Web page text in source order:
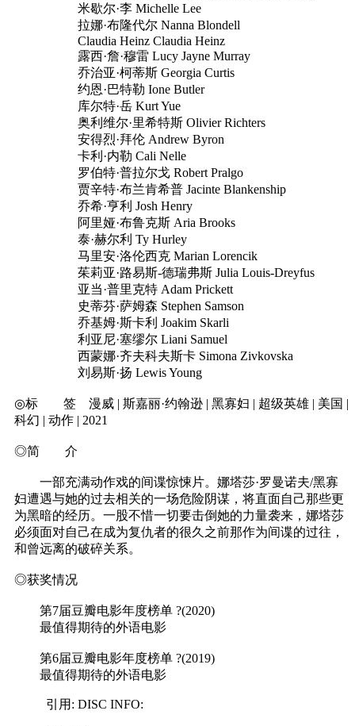
米歇尔·李 Michelle Lee
拉娜·布隆代尔 Nanna Blondell
Claudia Heinz Claudia Heinz
露西·詹·穆雷 Lucy Jayne Murray
乔治亚·柯蒂斯 Georgia Curtis
约恩·巴特勒 Ione Butler
库尔特·岳 Kurt Yue
奥利维尔·里希特斯 Olivier Richters
安得烈·拜伦 Andrew Byron
卡利·内勒 Cali Nelle
罗伯特·普拉尔戈 Robert Pralgo
贾辛特·布兰肯希普 Jacinte Blankenship
乔希·亨利 Josh Henry
阿里娅·布鲁克斯 Aria Brooks
泰·赫尔利 Ty Hurley
马里安·洛伦西克 Marian Lorencik
茱莉亚·路易斯-德瑞弗斯 Julia Louis-Dreyfus
亚当·普里克特 Adam Prickett
史蒂芬·萨姆森 Stephen Samson
乔基姆·斯卡利 Joakim Skarli
利亚尼·塞缪尔 Liani Samuel
西蒙娜·齐夫科夫斯卡 Simona Zivkovska
刘易斯·扬 Lewis Young
◎标 签 漫威 | 斯嘉丽·约翰逊 | 黑寡妇 | 超级英雄 | 美国 |
科幻 | 动作 | 2021
◎简 介
一部充满动作戏的间谍惊悚片。娜塔莎·罗曼诺夫/黑寡
妇遭遇与她的过去相关的一场危险阴谋，将直面自己那些更
为黑暗的经历。一股不惜一切要击倒她的力量袭来，娜塔莎
必须面对自己在成为复仇者的很久之前那作为间谍的过往，
和曾远离的破碎关系。
◎获奖情况
第7届豆瓣电影年度榜单 ?(2020)
最值得期待的外语电影
第6届豆瓣电影年度榜单 ?(2019)
最值得期待的外语电影
引用: DISC INFO: